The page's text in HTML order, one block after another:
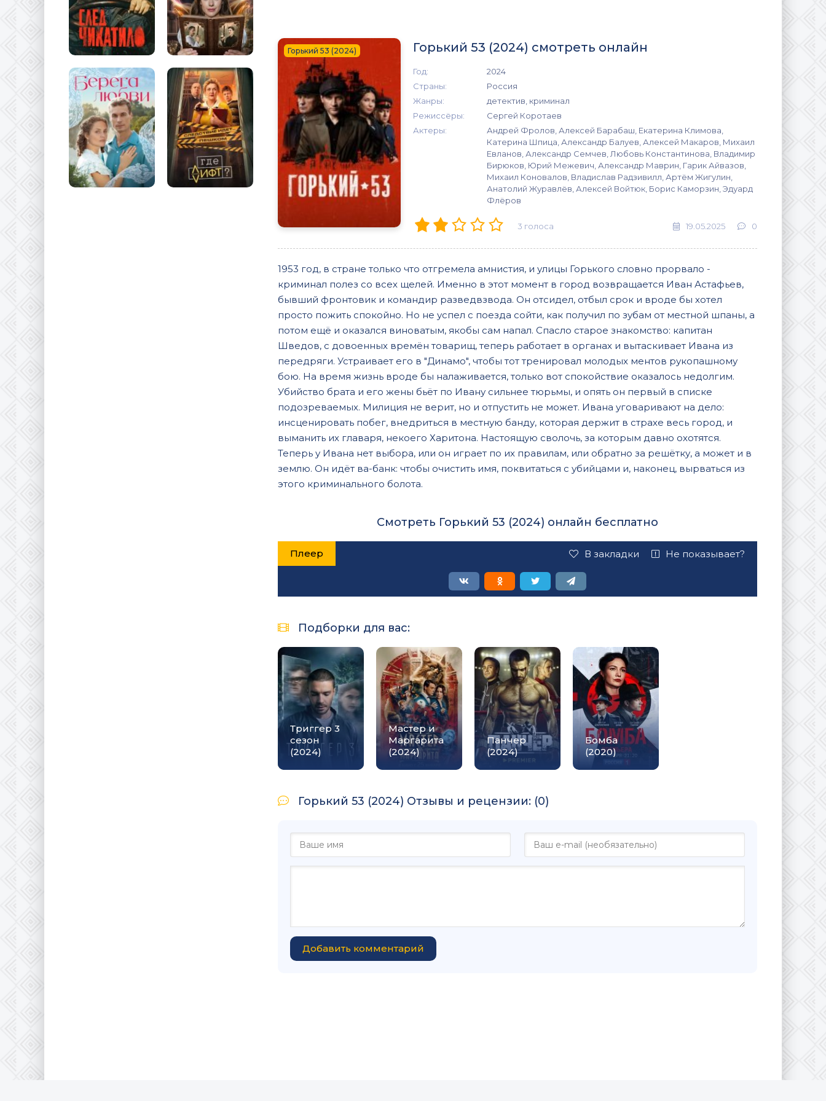
Горький 53 (2024) Горький 53 (2024) смотреть онлайн
Год:
2024
Страны:
Россия
Жанры:
детектив, криминал
Режиссёры:
Сергей Коротаев
Актеры:
Андрей Фролов, Алексей Барабаш, Екатерина Климова,
Катерина Шпица, Александр Балуев, Алексей Макаров, Михаил
Евланов, Александр Семчев, Любовь Константинова, Владимир
Бирюков, Юрий Межевич, Александр Маврин, Гарик Айвазов,
Михаил Коновалов, Владислав Радзивилл, Артём Жигулин,
Анатолий Журавлёв, Алексей Войтюк, Борис Каморзин, Эдуард
Флёров
3 голоса 19.05.2025 0
1953 год, в стране только что отгремела амнистия, и улицы Горького словно прорвало -
криминал полез со всех щелей. Именно в этот момент в город возвращается Иван Астафьев,
бывший фронтовик и командир разведвзвода. Он отсидел, отбыл срок и вроде бы хотел
просто пожить спокойно. Но не успел с поезда сойти, как получил по зубам от местной шпаны, а
потом ещё и оказался виноватым, якобы сам напал. Спасло старое знакомство: капитан
Шведов, с довоенных времён товарищ, теперь работает в органах и вытаскивает Ивана из
передряги. Устраивает его в "Динамо", чтобы тот тренировал молодых ментов рукопашному
бою. На время жизнь вроде бы налаживается, только вот спокойствие оказалось недолгим.
Убийство брата и его жены бьёт по Ивану сильнее тюрьмы, и опять он первый в списке
подозреваемых. Милиция не верит, но и отпустить не может. Ивана уговаривают на дело:
инсценировать побег, внедриться в местную банду, которая держит в страхе весь город, и
выманить их главаря, некоего Харитона. Настоящую сволочь, за которым давно охотятся.
Теперь у Ивана нет выбора, или он играет по их правилам, или обратно за решётку, а может и в
землю. Он идёт ва-банк: чтобы очистить имя, поквитаться с убийцами и, наконец, вырваться из
этого криминального болота.
Смотреть Горький 53 (2024) онлайн бесплатно
Плеер В закладки Не показывает?
Подборки для вас:
Триггер 3
сезон
(2024)
Мастер и
Маргарита
(2024)
Панчер
(2024)
Бомба
(2020)
Горький 53 (2024) Отзывы и рецензии: (0)
Добавить комментарий